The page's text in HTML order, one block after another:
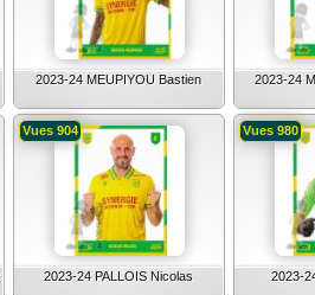
2023-24 MEUPIYOU Bastien 2023-24
2023-24 PALLOIS Nicolas
Vues 904
2023-
Vues 980